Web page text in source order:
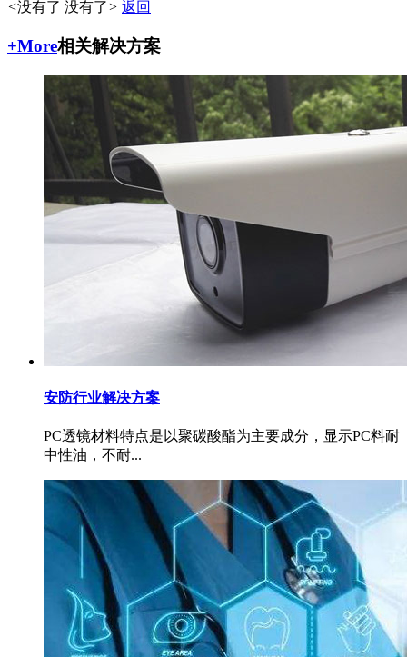
<没有了 没有了> 返回
+More相关解决方案
安防行业解决方案
PC透镜材料特点是以聚碳酸酯为主要成分，显示PC料耐
中性油，不耐...